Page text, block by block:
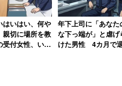
増える傾向があるのは、こ
は「東京都」が1万2469人
はいはい、何や
親切に場所を教
受付女性、いき
年下上司に「あなた
な下っ端が」と虐げ
けた男性 4カ月で